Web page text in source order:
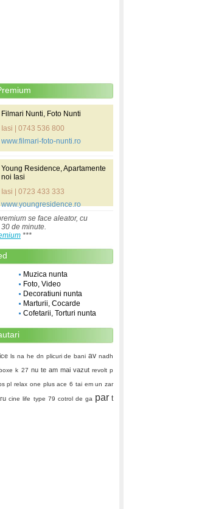
Filmari Nunti, Foto Nunti
Iasi | 0743 536 800
www.filmari-foto-nunti.ro
Young Residence, Apartamente
noi Iasi
Iasi | 0723 433 333
www.youngresidence.ro
se face aleator, cu
de minute.
***
Muzica nunta
Foto, Video
Decoratiuni nunta
Marturii, Cocarde
Cofetarii, Torturi nunta
ls na he dn plicuri de bani av nadh
k 27 nu te am mai vazut revolt p
pl relax one plus ace 6 tai em un zar
cine life type 79 cotrol de ga par t